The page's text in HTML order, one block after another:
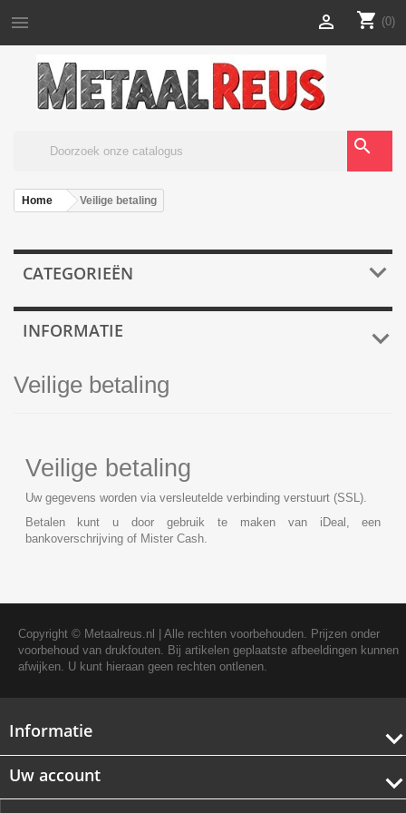
 shopping_cart (0)

search
Home Veilige betaling
CATEGORIEËN 
INFORMATIE 
Veilige betaling
Veilige betaling
Uw gegevens worden via versleutelde verbinding verstuurt (SSL).
Betalen kunt u door gebruik te maken van iDeal, een
bankoverschrijving of Mister Cash.
Copyright © Metaalreus.nl
| Alle rechten voorbehouden. Prijzen onder
voorbehoud van drukfouten. Bij artikelen geplaatste afbeeldingen kunnen
afwijken. U kunt hieraan geen rechten ontlenen.
Informatie
Uw account